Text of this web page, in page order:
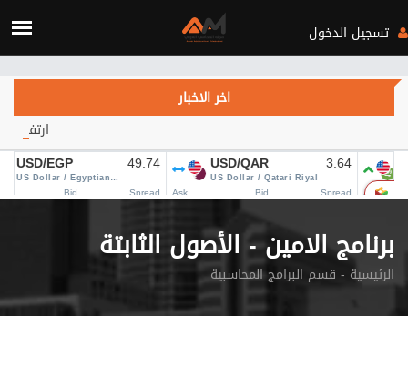
اخر الاخبار
ارتفاع أسعار النفط يتجاوز 84
برنامج الامين - الأصول الثابتة
قسم البرامج المحاسبية - الرئيسية